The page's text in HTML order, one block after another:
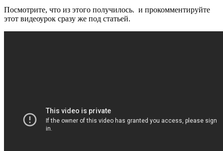
Посмотрите, что из этого получилось. и прокомментируйте
этот видеоурок сразу же под статьей.